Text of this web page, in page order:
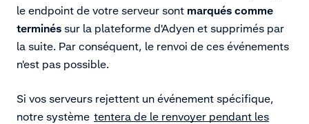
le endpoint de votre serveur sont marqués comme
terminés sur la plateforme d'Adyen et supprimés par
la suite. Par conséquent, le renvoi de ces événements
n'est pas possible.
Si vos serveurs rejettent un événement spécifique,
notre système tentera de le renvoyer pendant les